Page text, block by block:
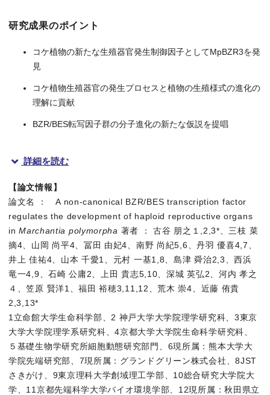
研究成果のポイント
コケ植物の新たな生殖器官発生制御因子としてMpBZR3を発
見
コケ植物生殖器官の発生プロセスと植物の生殖様式の進化の
理解に貢献
BZR/BES転写因子群の分子進化の新たな仮説を提唱
立命館大学生命科学部の古谷朋之助教（現大阪大学大学院理学
研究成果の概要
被子植物が有性生殖器官として「花」を作り出すのに対し、コ
研究の背景
有性生殖は幅広い生物種に見られる生殖様式であり、植物にお
研究の内容
詳細を読む
【論文情報】
論文名 ： A non-canonical BZR/BES transcription factor
regulates the development of haploid reproductive organs
inMarchantia polymorpha 著者 ： 古谷 朋之１,2,3*、三枝 菜
摘4、山岡 尚平4、冨田 由妃4、南野 尚紀5,6、丹羽 優喜4,7、
井上 佳祐4、山本 千愛1、元村 一基1,8、島津 舜治2,3、西浜
竜一4,9、石崎 公庸2、上田 貴志5,10、深城 英弘2、河内 孝之
４、笠原 賢洋1、福田 裕穂3,11,12、荒木 崇4、近藤 侑貴
2,3,13*
1立命館大学生命科学部、2 神戸大学大学院理学研究科、3東京
大学大学院理学系研究科、4京都大学大学院生命科学研究科、
５基礎生物学研究所細胞動態研究部門、6現所属：熊本大学大
学院先端研究部、7現所属：グランドグリーン株式会社、8JST
さきがけ、9東京理科大学創域理工学部、10総合研究大学院大
学、11京都先端科学大学バイオ環境学部、12現所属：秋田県立